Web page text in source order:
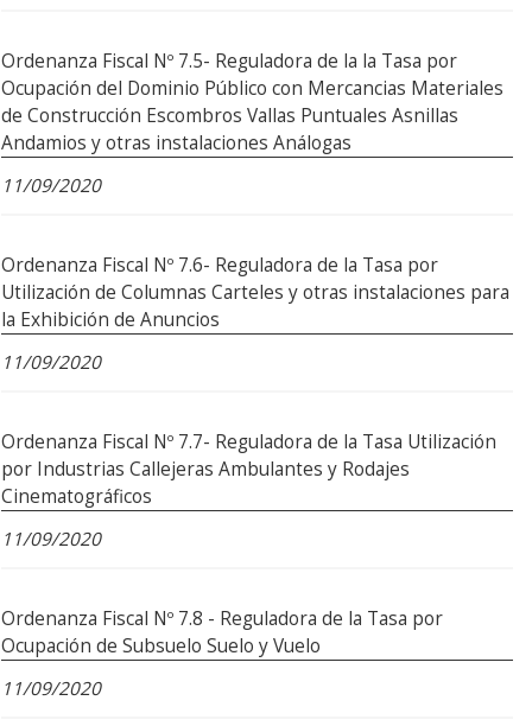
Ordenanza Fiscal Nº 7.5- Reguladora de la la Tasa por
Ocupación del Dominio Público con Mercancias Materiales
de Construcción Escombros Vallas Puntuales Asnillas
Andamios y otras instalaciones Análogas
11/09/2020
Ordenanza Fiscal Nº 7.6- Reguladora de la Tasa por
Utilización de Columnas Carteles y otras instalaciones para
la Exhibición de Anuncios
11/09/2020
Ordenanza Fiscal Nº 7.7- Reguladora de la Tasa Utilización
por Industrias Callejeras Ambulantes y Rodajes
Cinematográficos
11/09/2020
Ordenanza Fiscal Nº 7.8 - Reguladora de la Tasa por
Ocupación de Subsuelo Suelo y Vuelo
11/09/2020